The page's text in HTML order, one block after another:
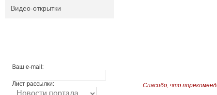
Видео-открытки
Ваш e-mail:
Лист рассылки:
Спасибо, что